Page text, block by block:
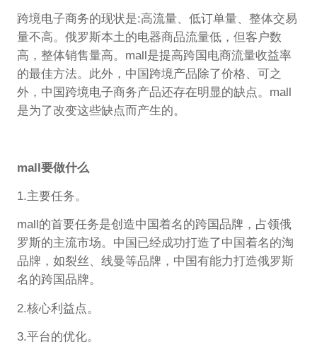
跨境电子商务的现状是:高流量、低订单量、整体交易
量不高。俄罗斯本土的电器商品流量低，但客户数
高，整体销售量高。mall是提高跨国电商流量收益率
的最佳方法。此外，中国跨境产品除了价格、可之
外，中国跨境电子商务产品还存在明显的缺点。mall
是为了改变这些缺点而产生的。
mall要做什么
1.主要任务。
mall的首要任务是创造中国着名的跨国品牌，占领俄
罗斯的主流市场。中国已经成功打造了中国着名的淘
品牌，如裂丝、线曼等品牌，中国有能力打造俄罗斯
名的跨国品牌。
2.核心利益点。
3.平台的优化。